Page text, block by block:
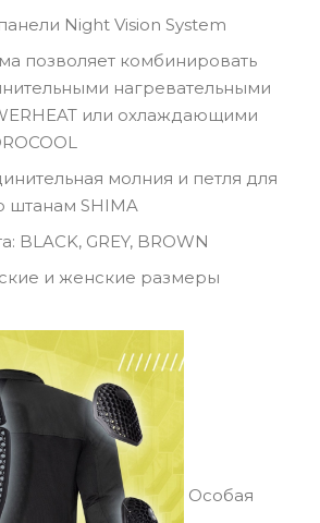
Night Vision System
позволяет комбинировать
нагревательными
или охлаждающими
молния и петля для
штанам SHIMA
BLACK, GREY, BROWN
и женские размеры
Особая